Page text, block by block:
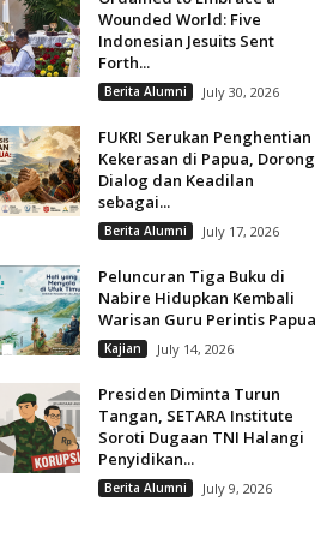
Wounded World: Five
Indonesian Jesuits Sent
Forth...
Berita Alumni July 30, 2026
FUKRI Serukan Penghentian
Kekerasan di Papua, Dorong
Dialog dan Keadilan
sebagai...
Berita Alumni July 17, 2026
Peluncuran Tiga Buku di
Nabire Hidupkan Kembali
Warisan Guru Perintis Papua
Kajian July 14, 2026
Presiden Diminta Turun
Tangan, SETARA Institute
Soroti Dugaan TNI Halangi
Penyidikan...
Berita Alumni July 9, 2026